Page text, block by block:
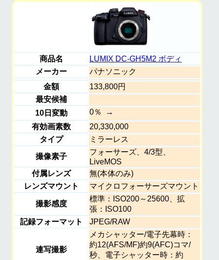
商品名
LUMIX DC-GH5M2 ボディ
メーカー
パナソニック
金額
133,800円
最安候補
10日変動
0％
有効画素数
20,330,000
タイプ
ミラーレス
撮像素子
フォーサーズ、4/3型、
LiveMOS
付属レンズ
無(本体のみ)
レンズマウント
マイクロフォーサーズマウント
撮影感度
標準：ISO200～25600、拡
張：ISO100
記録フォーマット
JPEG/RAW
連写撮影
メカシャッター/電子先幕時：
約12(AFS/MF)約9(AFC)コマ/
秒、電子シャッター時：約